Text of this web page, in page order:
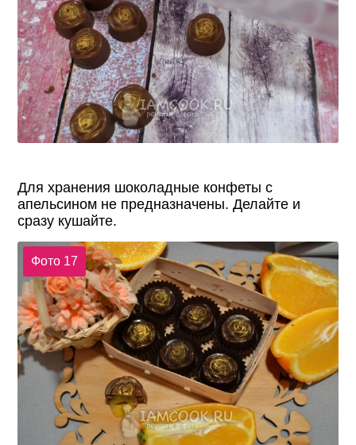
Для хранения шоколадные конфеты с
апельсином не предназначены. Делайте и
сразу кушайте.
Фото 17